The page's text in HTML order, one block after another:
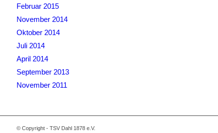
Februar 2015
November 2014
Oktober 2014
Juli 2014
April 2014
September 2013
November 2011
© Copyright - TSV Dahl 1878 e.V.